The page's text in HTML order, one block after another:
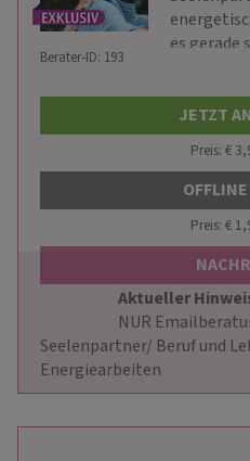
es gerade
immer
von Herz
Berater-ID: 193
JETZT
Preis: €
Preis: €
Aktueller
Seelenpartner/ Beruf und
Energiearbeiten